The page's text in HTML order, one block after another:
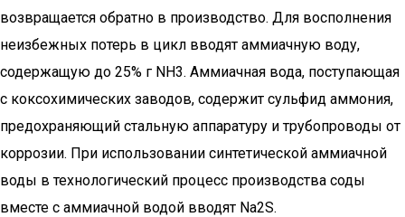
возвращается обратно в производство. Для восполнения
неизбежных потерь в цикл вводят аммиачную воду,
содержащую до 25% г NH3. Ам­миачная вода, поступающая
с коксохимических заводов, содер­жит сульфид аммония,
предохраняющий стальную аппаратуру и трубопроводы от
коррозии. При использовании синтетической аммиачной
воды в технологический процесс производства соды
вместе с аммиачной водой вводят Nа2S.